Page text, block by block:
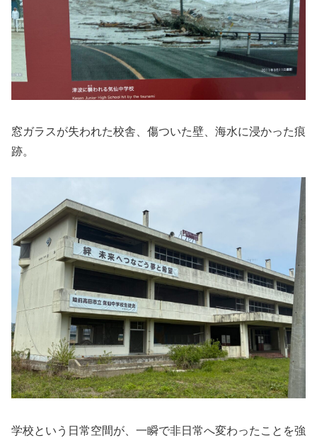
窓ガラスが失われた校舎、傷ついた壁、海水に浸かった痕
跡。
学校という日常空間が、一瞬で非日常へ変わったことを強